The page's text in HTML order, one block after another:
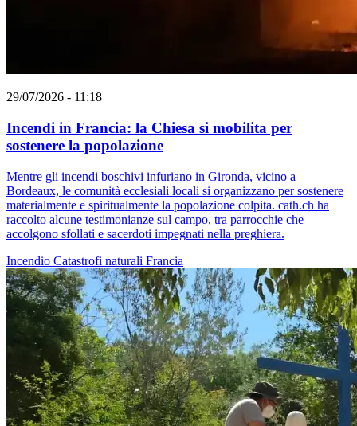
29/07/2026 - 11:18
Incendi in Francia: la Chiesa si mobilita per
sostenere la popolazione
Mentre gli incendi boschivi infuriano in Gironda, vicino a
Bordeaux, le comunità ecclesiali locali si organizzano per sostenere
materialmente e spiritualmente la popolazione colpita. cath.ch ha
raccolto alcune testimonianze sul campo, tra parrocchie che
accolgono sfollati e sacerdoti impegnati nella preghiera.
Incendio Catastrofi naturali Francia